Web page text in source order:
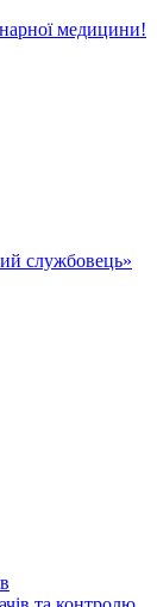
медицини!
службовець»